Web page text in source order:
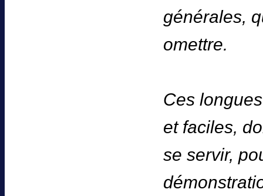
générales,
omettre.
Ces
et faciles,
se servir,